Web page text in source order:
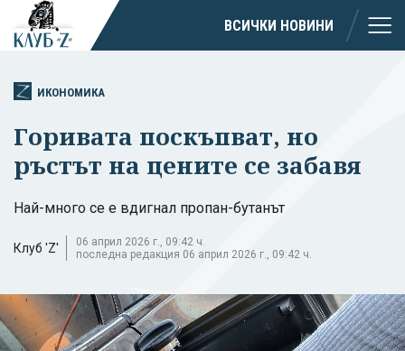
ВСИЧКИ НОВИНИ
ИКОНОМИКА
Горивата поскъпват, но
ръстът на цените се забавя
Най-много се е вдигнал пропан-бутанът
Клуб 'Z'
06 април 2026 г., 09:42 ч.
последна редакция 06 април 2026 г., 09:42 ч.